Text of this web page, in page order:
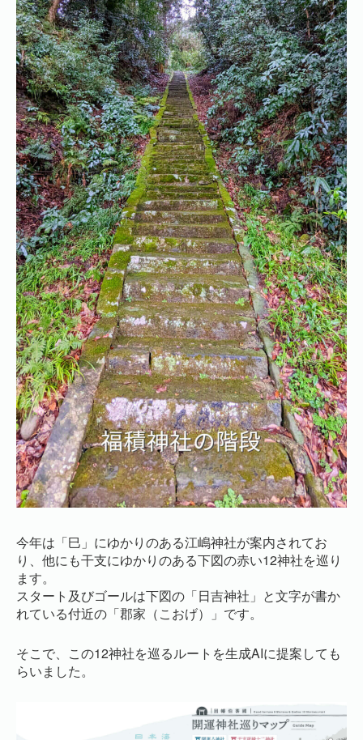
今年は「巳」にゆかりのある江嶋神社が案内されてお
り、他にも干支にゆかりのある下図の赤い12神社を巡り
ます。
スタート及びゴールは下図の「日吉神社」と文字が書か
れている付近の「郡家（こおげ）」です。
そこで、この12神社を巡るルートを生成AIに提案しても
らいました。